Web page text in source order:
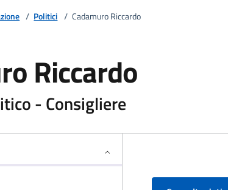
/ Politici / Cadamuro Riccardo
Riccardo
- Consigliere